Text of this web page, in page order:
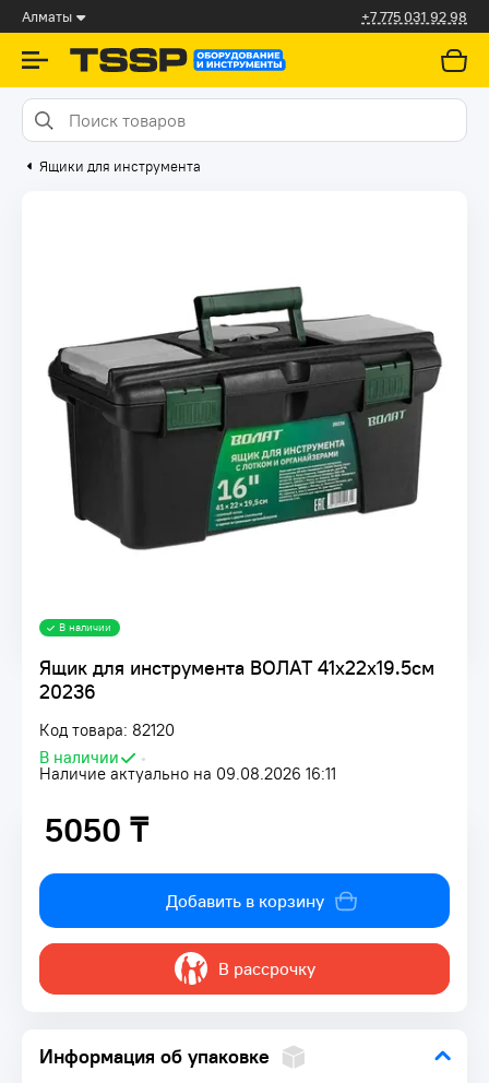
Алматы +7 775 031 92 98
Ящики для инструмента
Ящик для инструмента ВОЛАТ 41х22х19.5см
20236
Код товара: 82120
В наличии
•
Наличие актуально на 09.08.2026 16:11
В наличии
5050 ₸
5050 ₸
Добавить в корзину
В рассрочку
Информация об упаковке